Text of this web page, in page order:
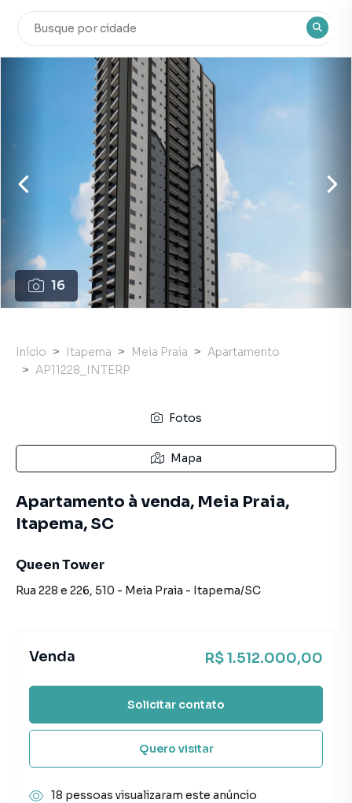
16
Início Itapema Meia Praia
Apartamento
AP11228_INTERP
Fotos
Mapa
Apartamento à venda, Meia Praia,
Itapema, SC
Queen Tower
Rua 228 e 226, 510 - Meia Praia - Itapema/SC
Venda R$ 1.512.000,00
Solicitar contato
Quero visitar
18 pessoas visualizaram este anúncio